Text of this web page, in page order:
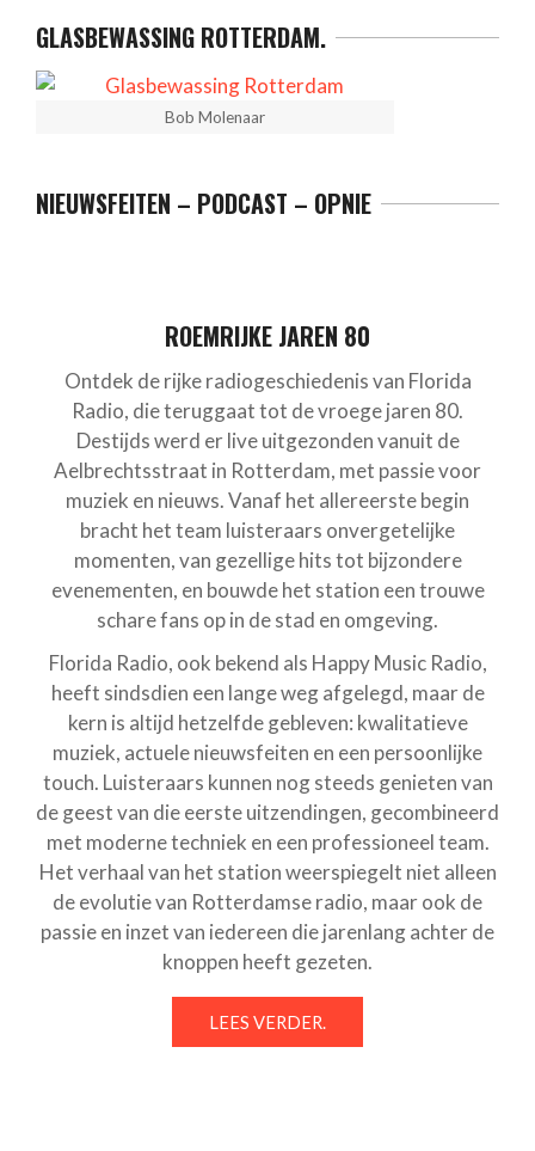
GLASBEWASSING ROTTERDAM.
Bob Molenaar
NIEUWSFEITEN – PODCAST – OPNIE
ROEMRIJKE JAREN 80
Ontdek de rijke radiogeschiedenis van Florida
Radio, die teruggaat tot de vroege jaren 80.
Destijds werd er live uitgezonden vanuit de
Aelbrechtsstraat in Rotterdam, met passie voor
muziek en nieuws. Vanaf het allereerste begin
bracht het team luisteraars onvergetelijke
momenten, van gezellige hits tot bijzondere
evenementen, en bouwde het station een trouwe
schare fans op in de stad en omgeving.
Florida Radio, ook bekend als Happy Music Radio,
heeft sindsdien een lange weg afgelegd, maar de
kern is altijd hetzelfde gebleven: kwalitatieve
muziek, actuele nieuwsfeiten en een persoonlijke
touch. Luisteraars kunnen nog steeds genieten van
de geest van die eerste uitzendingen, gecombineerd
met moderne techniek en een professioneel team.
Het verhaal van het station weerspiegelt niet alleen
de evolutie van Rotterdamse radio, maar ook de
passie en inzet van iedereen die jarenlang achter de
knoppen heeft gezeten.
LEES VERDER.